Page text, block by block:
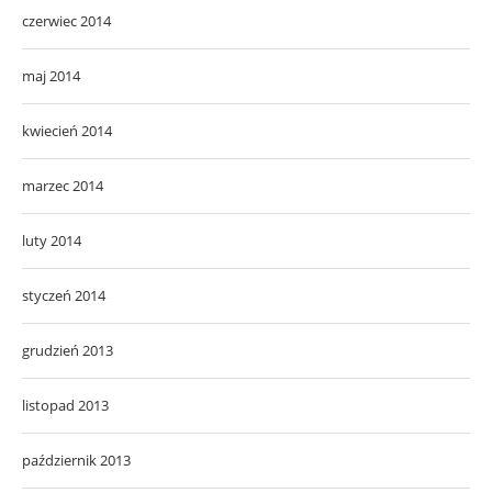
czerwiec 2014
maj 2014
kwiecień 2014
marzec 2014
luty 2014
styczeń 2014
grudzień 2013
listopad 2013
październik 2013